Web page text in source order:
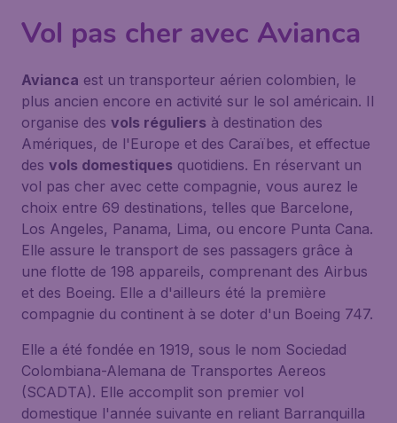
Vol pas cher avec Avianca
Avianca est un transporteur aérien colombien, le
plus ancien encore en activité sur le sol américain. Il
organise des vols réguliers à destination des
Amériques, de l'Europe et des Caraïbes, et effectue
des vols domestiques quotidiens. En réservant un
vol pas cher avec cette compagnie, vous aurez le
choix entre 69 destinations, telles que Barcelone,
Los Angeles, Panama, Lima, ou encore Punta Cana.
Elle assure le transport de ses passagers grâce à
une flotte de 198 appareils, comprenant des Airbus
et des Boeing. Elle a d'ailleurs été la première
compagnie du continent à se doter d'un Boeing 747.
Elle a été fondée en 1919, sous le nom Sociedad
Colombiana-Alemana de Transportes Aereos
(SCADTA). Elle accomplit son premier vol
domestique l'année suivante en reliant Barranquilla